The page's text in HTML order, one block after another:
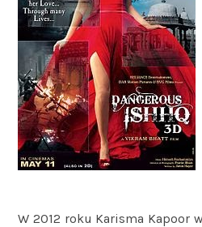
W 2012 roku Karisma Kapoor